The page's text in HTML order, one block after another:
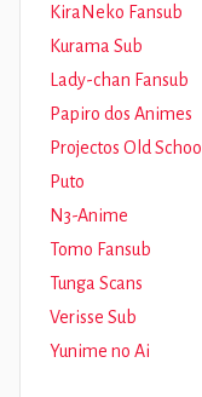
KiraNeko Fansub
Kurama Sub
Lady-chan Fansub
Papiro dos Animes
Projectos Old School
Puto
N3-Anime
Tomo Fansub
Tunga Scans
Verisse Sub
Yunime no Ai